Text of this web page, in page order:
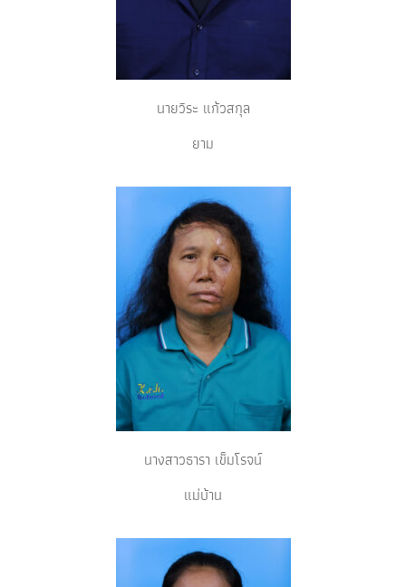
นายวิระ แก้วสกุล
ยาม
นางสาวธารา เข็มโรจน์
แม่บ้าน